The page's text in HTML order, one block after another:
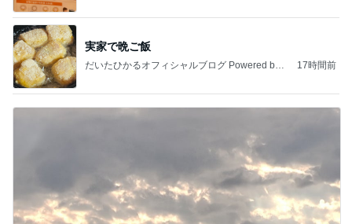
実家で晩ご飯
だいたひかるオフィシャルブログ Powered by
17時間前